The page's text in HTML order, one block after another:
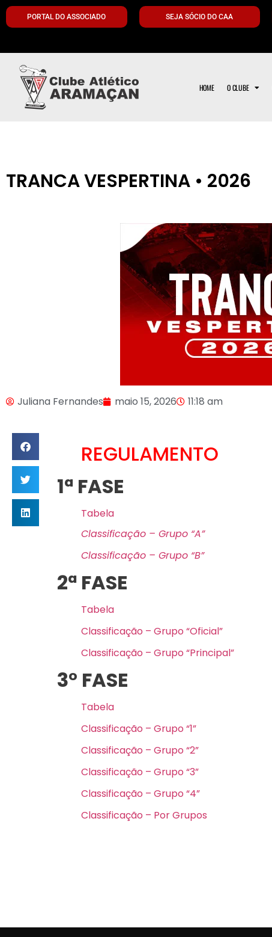
PORTAL DO ASSOCIADO SEJA SÓCIO DO CAA
HOME O CLUBE
TRANCA VESPERTINA • 2026
Juliana Fernandes maio 15, 2026 11:18 am
REGULAMENTO
1ª FASE
Tabela
Classificação – Grupo “A”
Classificação – Grupo “B”
2ª FASE
Tabela
Classificação – Grupo “Oficial”
Classificação – Grupo “Principal”
3° FASE
Tabela
Classificação – Grupo “1”
Classificação – Grupo “2”
Classificação – Grupo “3”
Classificação – Grupo “4”
Classificação – Por Grupos